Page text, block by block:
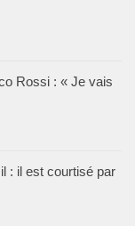
Rossi : « Je vais
: il est courtisé par